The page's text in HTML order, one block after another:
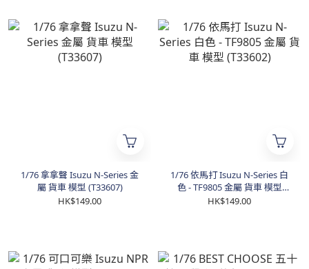
1/76 拿拿聲 Isuzu N-Series 金
屬 貨車 模型 (T33607)
HK$149.00
1/76 依馬打 Isuzu N-Series 白
色 - TF9805 金屬 貨車 模型
(T33602)
HK$149.00